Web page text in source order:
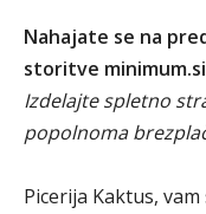
Nahajate se na
storitve minimum.si
Izdelajte spletno
popolnoma
Picerija Kaktus,